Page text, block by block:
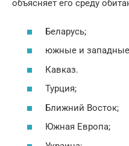
объясняет его среду
Беларусь;
южные и
Кавказ.
Турция;
Ближний Восток;
Южная Европа;